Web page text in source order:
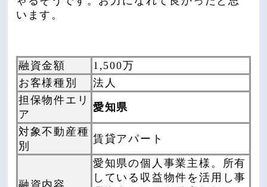
います。
融資金額
1,500万
お客様種別
法人
担保物件エリ
ア
愛知県
対象不動産種
別
賃貸アパート
融資内容
愛知県の個人事業主様。所有
している収益物件を活用し事